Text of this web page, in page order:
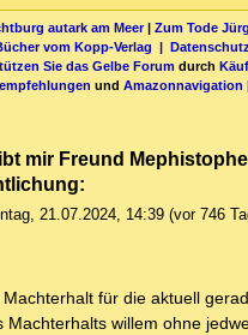
autark am Meer| Zum Tode
vom Kopp-Verlag |
Sie das Gelbe Forum durch
und Amazonnavigation
mir Freund
21.07.2024, 14:39 (vor 746
für die aktuell
Machterhalts willem ohne